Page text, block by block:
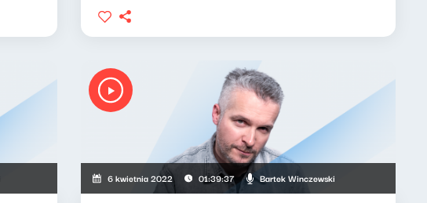
6 kwietnia 2022 01:39:37 Bartek Winczewski